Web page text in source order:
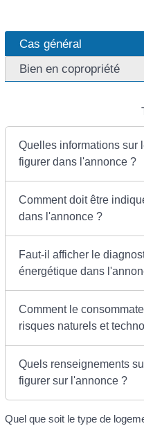
Cas général
Bien en copropriété
Quelles informations sur
figurer dans l'annonce ?
Comment doit être
dans l'annonce ?
Faut-il afficher le
énergétique dans
Comment le
risques naturels et
Quels renseignements
figurer sur l'annonce ?
Quel que soit le type de